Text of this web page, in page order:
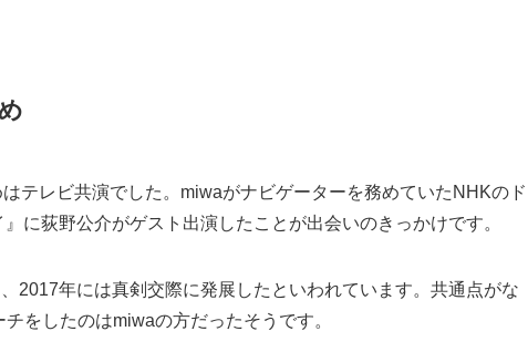
テレビ共演でした。miwaがナビゲーターを務めていたNHKのド
に荻野公介がゲスト出演したことが出会いのきっかけです。
2017年には真剣交際に発展したといわれています。共通点がな
をしたのはmiwaの方だったそうです。